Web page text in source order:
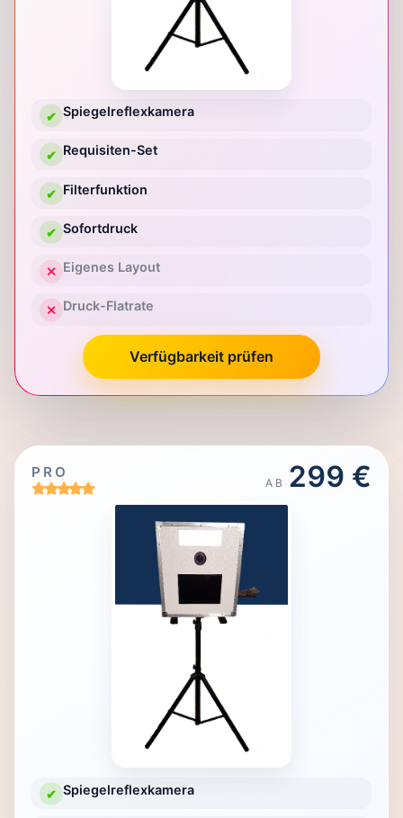
✔ Spiegelreflexkamera
✔ Requisiten-Set
✔ Filterfunktion
✔ Sofortdruck
✕ Eigenes Layout
✕ Druck-Flatrate
Verfügbarkeit prüfen
PRO
AB 299 €
✔ Spiegelreflexkamera